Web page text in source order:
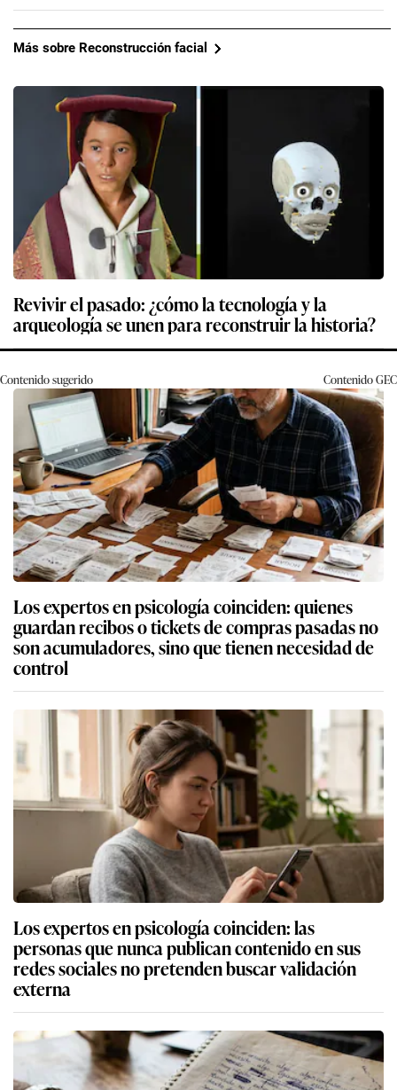
Más sobre Reconstrucción facial
Revivir el pasado: ¿cómo la tecnología y la
arqueología se unen para reconstruir la historia?
Contenido sugerido ContenidoGEC
Los expertos en psicología coinciden: quienes
guardan recibos o tickets de compras pasadas no
son acumuladores, sino que tienen necesidad de
control
Los expertos en psicología coinciden: las
personas que nunca publican contenido en sus
redes sociales no pretenden buscar validación
externa